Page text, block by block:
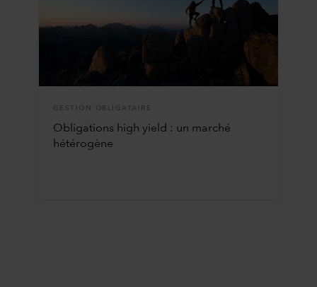
GESTION OBLIGATAIRE
Obligations high yield : un marché
hétérogène